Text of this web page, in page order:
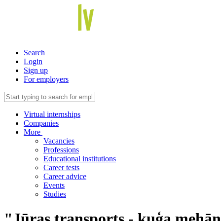
Search
Login
Sign up
For employers
Virtual internships
Companies
More
Vacancies
Professions
Educational institutions
Career tests
Career advice
Events
Studies